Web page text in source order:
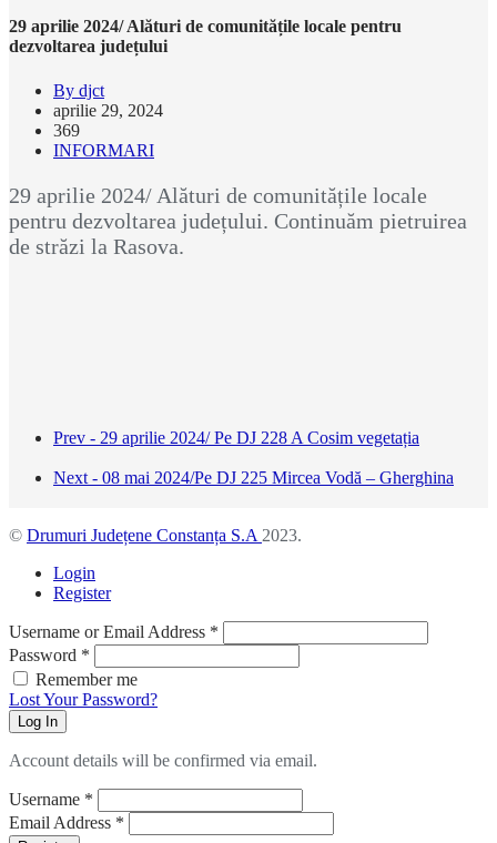
29 aprilie 2024/ Alături de comunitățile locale pentru
dezvoltarea județului
By djct
aprilie 29, 2024
369
INFORMARI
29 aprilie 2024/ Alături de comunitățile locale
pentru dezvoltarea județului. Continuăm pietruirea
de străzi la Rasova.
Prev - 29 aprilie 2024/ Pe DJ 228 A Cosim vegetația
Next - 08 mai 2024/Pe DJ 225 Mircea Vodă – Gherghina
© Drumuri Județene Constanța S.A 2023.
Login
Register
Username or Email Address *
Password *
Remember me
Lost Your Password?
Log In
Account details will be confirmed via email.
Username *
Email Address *